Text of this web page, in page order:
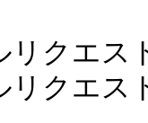
リクエ
リクエ